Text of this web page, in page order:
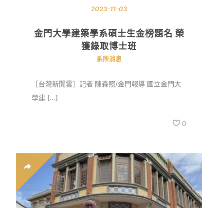
2023-11-03
金門大學建築學系碩士生金榜題名 榮
獲錄取博士班
系所消息
［台灣新聞雲］記者 陳森照/金門報導 國立金門大
學建 […]
0